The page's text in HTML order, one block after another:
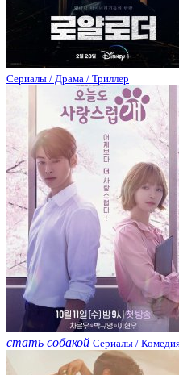
Сериалы / Драма / Триллер
стать собакой Сериалы /